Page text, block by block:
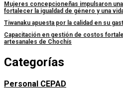
Mujeres concepcioneñas impulsaron
fortalecer la igualdad de género y una
Tiwanaku apuesta por la calidad en su
Capacitación en gestión de costos
artesanales de Chochís
Categorías
Personal CEPAD